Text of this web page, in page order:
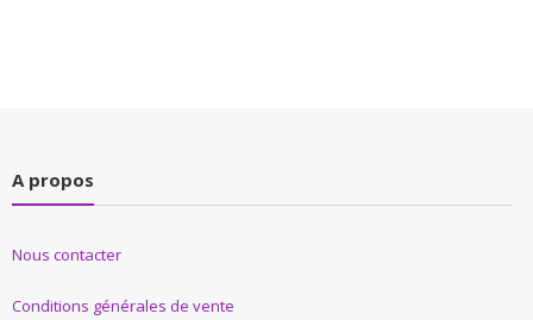
A propos
Nous contacter
Conditions générales de vente